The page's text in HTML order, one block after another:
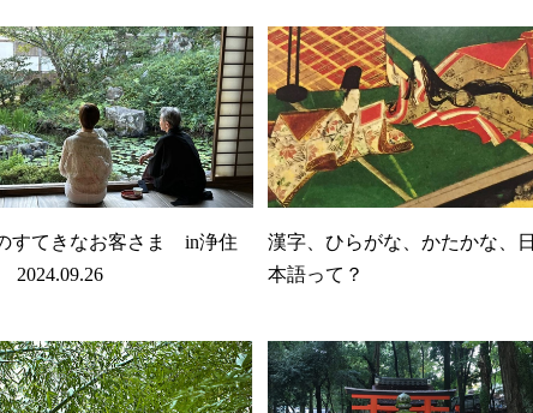
すてきなお客さま in浄住
2024.09.26
漢字、ひらがな、かたかな、日
本語って？